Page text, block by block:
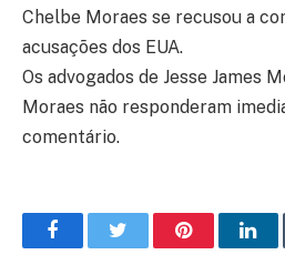
Chelbe Moraes se recusou a
acusações dos EUA.
Os advogados de Jesse James
Moraes não responderam
comentário.
FacebookTwitter Pinterest